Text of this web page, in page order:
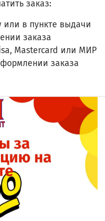
заказ:
в пункте выдачи
заказа
Mastercard или МИР
заказа